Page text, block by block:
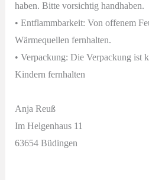
haben. Bitte vorsichtig handhaben.
• Entflammbarkeit: Von offenem
Wärmequellen fernhalten.
• Verpackung: Die Verpackung ist
Kindern fernhalten
Anja Reuß
Im Helgenhaus 11
63654 Büdingen